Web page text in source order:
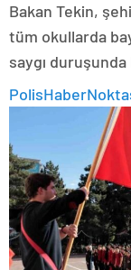
Bakan Tekin,
tüm okullarda
saygı duruşunda